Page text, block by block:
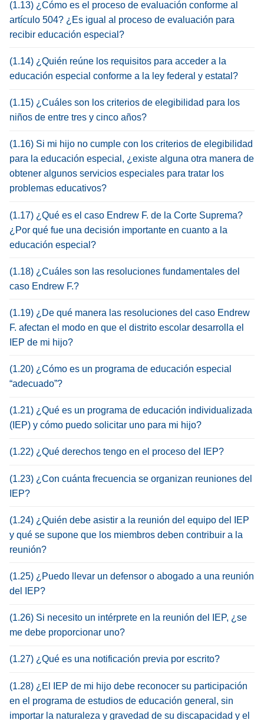
(1.13) ¿Cómo es el proceso de evaluación conforme al
artículo 504? ¿Es igual al proceso de evaluación para
recibir educación especial?
(1.14) ¿Quién reúne los requisitos para acceder a la
educación especial conforme a la ley federal y estatal?
(1.15) ¿Cuáles son los criterios de elegibilidad para los
niños de entre tres y cinco años?
(1.16) Si mi hijo no cumple con los criterios de elegibilidad
para la educación especial, ¿existe alguna otra manera de
obtener algunos servicios especiales para tratar los
problemas educativos?
(1.17) ¿Qué es el caso Endrew F. de la Corte Suprema?
¿Por qué fue una decisión importante en cuanto a la
educación especial?
(1.18) ¿Cuáles son las resoluciones fundamentales del
caso Endrew F.?
(1.19) ¿De qué manera las resoluciones del caso Endrew
F. afectan el modo en que el distrito escolar desarrolla el
IEP de mi hijo?
(1.20) ¿Cómo es un programa de educación especial
“adecuado”?
(1.21) ¿Qué es un programa de educación individualizada
(IEP) y cómo puedo solicitar uno para mi hijo?
(1.22) ¿Qué derechos tengo en el proceso del IEP?
(1.23) ¿Con cuánta frecuencia se organizan reuniones del
IEP?
(1.24) ¿Quién debe asistir a la reunión del equipo del IEP
y qué se supone que los miembros deben contribuir a la
reunión?
(1.25) ¿Puedo llevar un defensor o abogado a una reunión
del IEP?
(1.26) Si necesito un intérprete en la reunión del IEP, ¿se
me debe proporcionar uno?
(1.27) ¿Qué es una notificación previa por escrito?
(1.28) ¿El IEP de mi hijo debe reconocer su participación
en el programa de estudios de educación general, sin
importar la naturaleza y gravedad de su discapacidad y el